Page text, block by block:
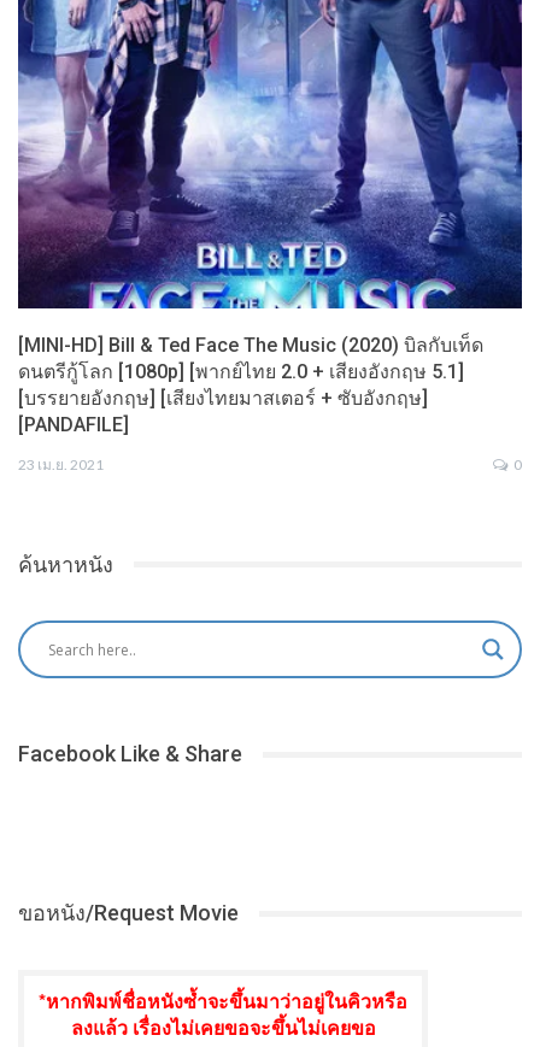
[MINI-HD] Bill & Ted Face The Music (2020) บิลกับเท็ด
ดนตรีกู้โลก [1080p] [พากย์ไทย 2.0 + เสียงอังกฤษ 5.1]
[บรรยายอังกฤษ] [เสียงไทยมาสเตอร์ + ซับอังกฤษ]
[PANDAFILE]
23 เม.ย. 2021 0
ค้นหาหนัง
Facebook Like & Share
ขอหนัง/Request Movie